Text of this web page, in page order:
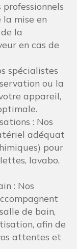
la mise en
la
en cas de
spécialistes
ou la
appareil,
: Nos
adéquat
pour
lavabo,
: Nos
de bain,
afin de
attentes et